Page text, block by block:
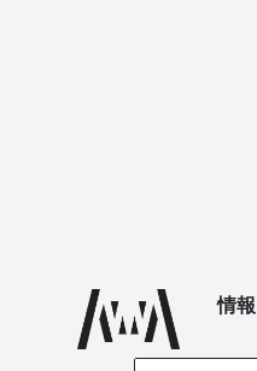
情報